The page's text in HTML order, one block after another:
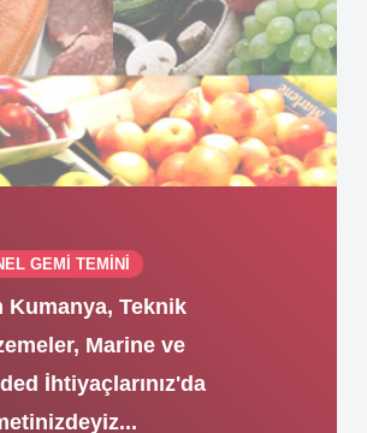
GEMİ TEMİNİ
Kumanya, Teknik
Marine ve
İhtiyaçlarınız'da